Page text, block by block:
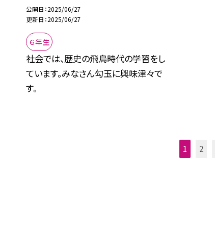
公開日 2025/06/27
更新日 2025/06/27
６年生
社会では、歴史の飛鳥時代の学習をし
ています。みなさん勾玉に興味津々で
す。
1 2